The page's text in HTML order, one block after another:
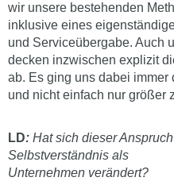
wir unsere bestehenden
inklusive eines
und Serviceübergabe. Auch
decken inzwischen explizit
ab. Es ging uns dabei immer
und nicht einfach nur größer
LD: Hat sich dieser
Selbstverständnis als
Unternehmen verändert?